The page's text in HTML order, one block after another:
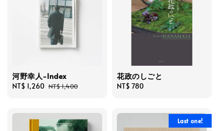
河野幸人-Index
Sale
NT$ 1,260 Regular
NT$ 1,400
花政のしごと
Regular
NT$ 780
Last one!